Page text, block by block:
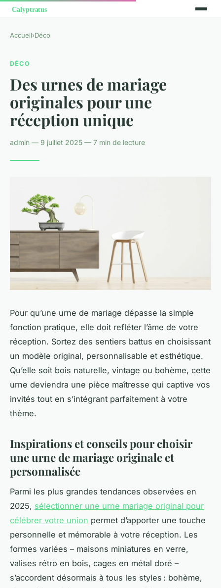
Accueil›Déco
DÉCO
Des urnes de mariage
originales pour une
réception unique
admin — 9 juillet 2025 — 7 min de lecture
Pour qu’une urne de mariage dépasse la simple
fonction pratique, elle doit refléter l’âme de votre
réception. Sortez des sentiers battus en choisissant
un modèle original, personnalisable et esthétique.
Qu’elle soit bois naturelle, vintage ou bohème, cette
urne deviendra une pièce maîtresse qui captive vos
invités tout en s’intégrant parfaitement à votre
thème.
Inspirations et conseils pour choisir
une urne de mariage originale et
personnalisée
Parmi les plus grandes tendances observées en
2025, sélectionner une urne mariage original pour
célébrer votre union permet d’apporter une touche
personnelle et mémorable à votre réception. Les
formes variées – maisons miniatures en verre,
valises rétro en bois, cages en métal doré –
s’accordent désormais à tous les styles : bohème,